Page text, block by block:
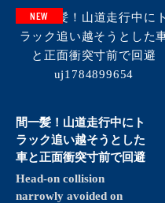
NEW
間一髪！山道走行中にト
ラック追い越そうとした
車と正面衝突寸前で回避
Head-on collision
narrowly avoided on